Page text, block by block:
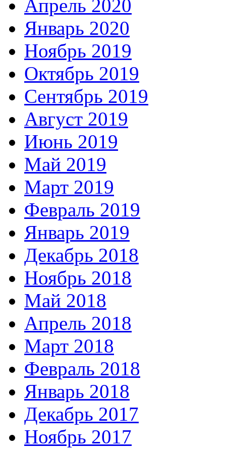
Апрель 2020
Январь 2020
Ноябрь 2019
Октябрь 2019
Сентябрь 2019
Август 2019
Июнь 2019
Май 2019
Март 2019
Февраль 2019
Январь 2019
Декабрь 2018
Ноябрь 2018
Май 2018
Апрель 2018
Март 2018
Февраль 2018
Январь 2018
Декабрь 2017
Ноябрь 2017